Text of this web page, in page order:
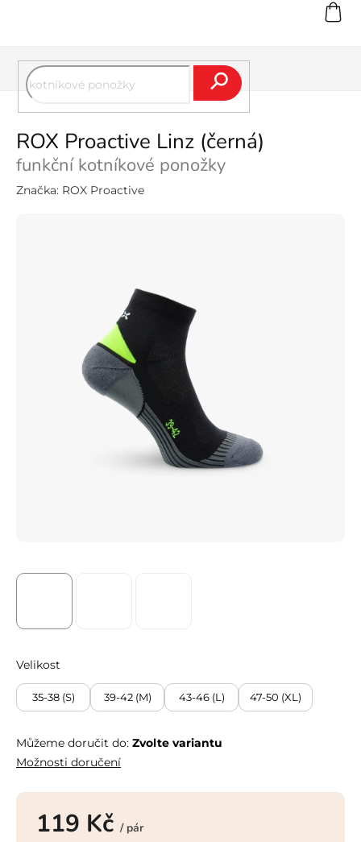
ROX Proactive Linz (černá)
funkční kotníkové ponožky
Značka: ROX Proactive
119 Kč / pár
Velikost
35-38 (S) 39-42 (M) 43-46 (L) 47-50 (XL)
Můžeme doručit do: Zvolte variantu
Možnosti doručení